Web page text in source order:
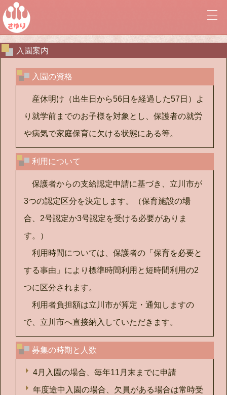
入園案内
入園の資格
産休明け（出生日から56日を経過した57日）よ
り就学前までのお子様を対象とし、保護者の就労
や病気で家庭保育に欠ける状態にある等。
利用について
保護者からの支給認定申請に基づき、立川市が
3つの認定区分を決定します。（保育施設の場
合、2号認定か3号認定を受ける必要がありま
す。）
利用時間については、保護者の「保育を必要と
する事由」により標準時間利用と短時間利用の2
つに区分されます。
利用者負担額は立川市が算定・通知しますの
で、立川市へ直接納入していただきます。
募集の時期と人数
4月入園の場合、毎年11月末までに申請
年度途中入園の場合、欠員がある場合は常時受